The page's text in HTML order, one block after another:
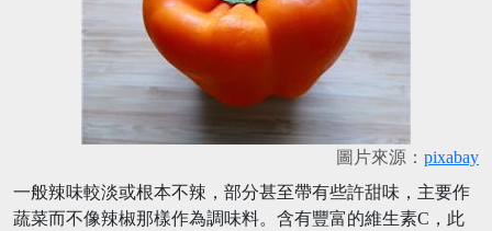
圖片來源： pixabay
一般辣味較淡或根本不辣，部分甚至帶有些許甜味，主要作
蔬菜而不像辣椒那樣作為調味料。含有豐富的維生素C，此